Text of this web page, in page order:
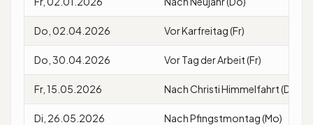
Do, 02.04.2026 Vor Karfreitag (Fr)
Do, 30.04.2026 Vor Tag der Arbeit (Fr)
Fr, 15.05.2026 Nach Christi Himmelfahrt (Do)
Di, 26.05.2026 Nach Pfingstmontag (Mo)